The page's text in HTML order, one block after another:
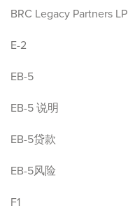
BRC Legacy Partners LP
E-2
EB-5
EB-5 说明
EB-5贷款
EB-5风险
F1